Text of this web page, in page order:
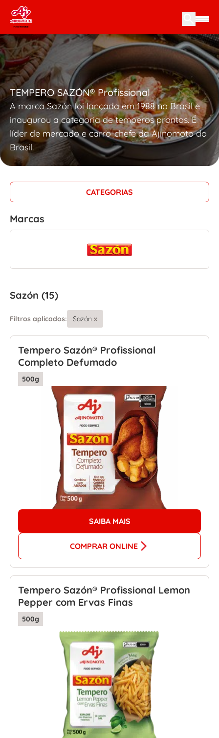
Skip to content
TEMPERO SAZÓN® Profissional
A marca Sazón foi lançada em 1988 no Brasil e
inaugurou a categoria de temperos prontos. É
líder de mercado e carro-chefe da Ajinomoto do
Brasil.
CATEGORIAS
Marcas
Sazón (15)
Filtros aplicados: Sazón x
Tempero Sazón® Profissional
Completo Defumado
500g
SAIBA MAIS
COMPRAR ONLINE
Tempero Sazón® Profissional Lemon
Pepper com Ervas Finas
500g